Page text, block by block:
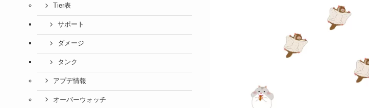
Tier表
サポート
ダメージ
タンク
アプデ情報
オーバーウォッチ